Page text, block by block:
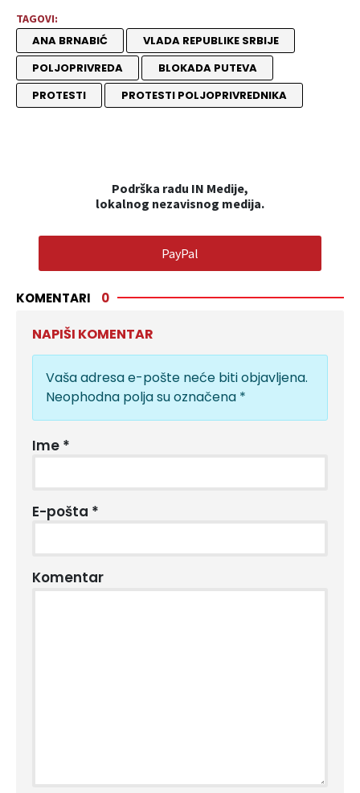
TAGOVI:
ANA BRNABIĆ
VLADA REPUBLIKE SRBIJE
POLJOPRIVREDA
BLOKADA PUTEVA
PROTESTI
PROTESTI POLJOPRIVREDNIKA
Podrška radu IN Medije,
lokalnog nezavisnog medija.
PayPal
KOMENTARI 0
NAPIŠI KOMENTAR
Vaša adresa e-pošte neće biti objavljena.
Neophodna polja su označena *
Ime *
E-pošta *
Komentar